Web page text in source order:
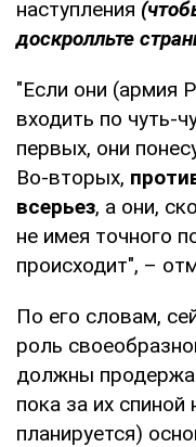
наступления
доскролльте
"Если они (армия
входить по чуть-
первых, они
Во-вторых,
всерьез, а они,
не имея точного
происходит", –
По его словам,
роль
должны
пока за их спиной
планируется)